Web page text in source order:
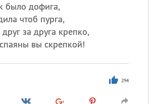
было дофига,
чтоб пурга,
за друга крепко,
вы скрепкой!
294